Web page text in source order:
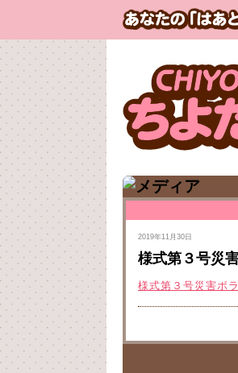
2019年11月30日
様式第３号災
様式第３号災害ボ